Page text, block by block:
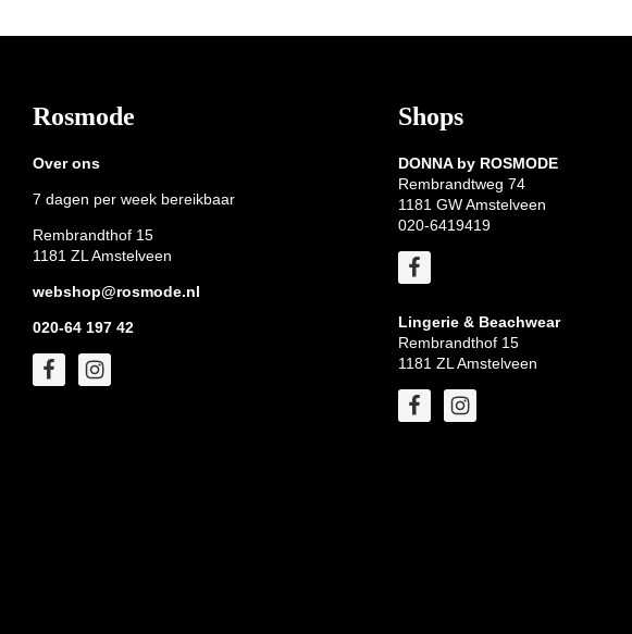
Footer
Rosmode
Over ons
7 dagen per week bereikbaar
Rembrandthof 15
1181 ZL Amstelveen
webshop@rosmode.nl
020-64 197 42
Shops
DONNA by ROSMODE
Rembrandtweg 74
1181 GW Amstelveen
020-6419419
Lingerie & Beachwear
Rembrandthof 15
1181 ZL Amstelveen